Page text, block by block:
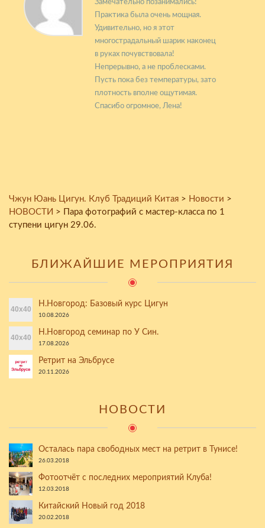
Замечательно позанимались!
Практика была очень мощная.
Удивительно, но я этот
многострадальный шарик наконец
в руках почувствовала!
Непрерывно, а не проблесками.
Пусть пока без температуры, зато
плотность вполне ощутимая.
Спасибо огромное, Лена!
Чжун Юань Цигун. Клуб Традиций Китая > Новости >
НОВОСТИ >
Пара фотографий с мастер-класса по 1
ступени цигун 29.06.
БЛИЖАЙШИЕ МЕРОПРИЯТИЯ
Н.Новгород: Базовый курс Цигун
10.08.2026
Н.Новгород семинар по У Син.
17.08.2026
Ретрит на Эльбрусе
20.11.2026
НОВОСТИ
Осталась пара свободных мест на ретрит в Тунисе!
26.03.2018
Фотоотчёт с последних мероприятий Клуба!
12.03.2018
Китайский Новый год 2018
20.02.2018